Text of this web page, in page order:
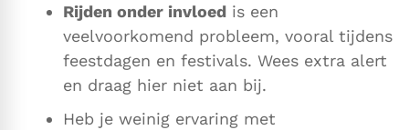
Rijden onder invloed is een
veelvoorkomend probleem, vooral tijdens
feestdagen en festivals. Wees extra alert
en draag hier niet aan bij.
Heb je weinig ervaring met